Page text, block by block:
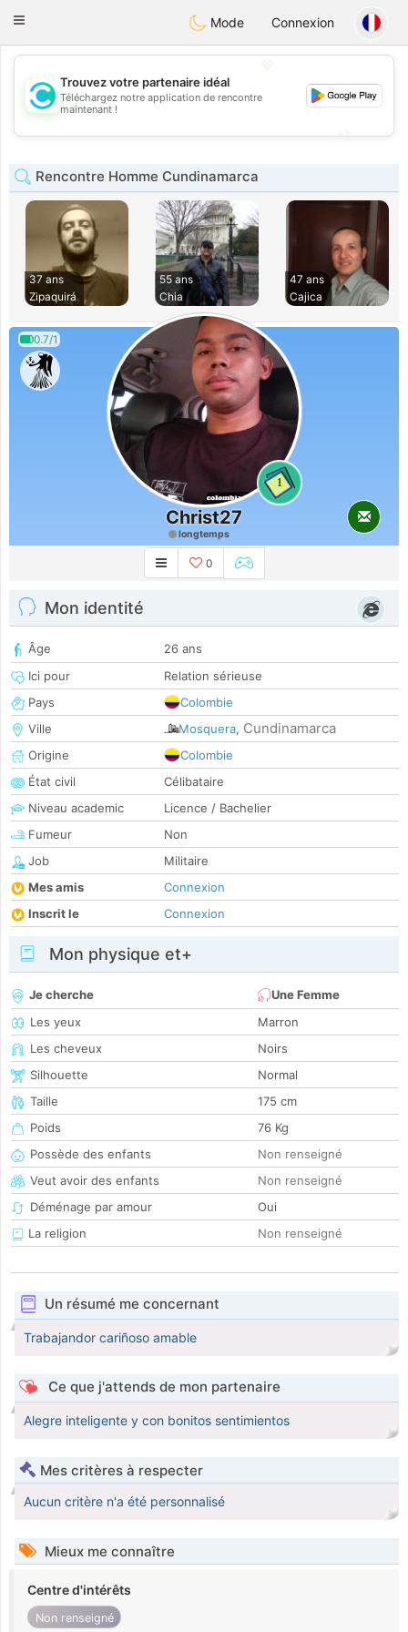
olombiaCitas
Toggle
Mode Connexion
💖
💕
Trouvez votre partenaire idéal
Téléchargez notre application de rencontre
maintenant !
Rencontre Homme Cundinamarca
37 ans
Zipaquirá
55 ans
Chia
47 ans
Cajica
0.7/1
1
Christ27
longtemps
0
Mon identité
Âge
26 ans
Ici pour
Relation sérieuse
Pays
Colombie
Ville
Mosquera, Cundinamarca
Origine
Colombie
État civil
Célibataire
Niveau academic
Licence / Bachelier
Fumeur
Non
Job
Militaire
Mes amis
Connexion
Inscrit le
Connexion
Mon physique et+
Je cherche
Une Femme
Les yeux
Marron
Les cheveux
Noirs
Silhouette
Normal
Taille
175 cm
Poids
76 Kg
Possède des enfants
Non renseigné
Veut avoir des enfants
Non renseigné
Déménage par amour
Oui
La religion
Non renseigné
Un résumé me concernant
Trabajandor cariñoso amable
Ce que j'attends de mon partenaire
Alegre inteligente y con bonitos sentimientos
Mes critères à respecter
Aucun critère n'a été personnalisé
Mieux me connaître
Centre d'intérêts
Non renseigné